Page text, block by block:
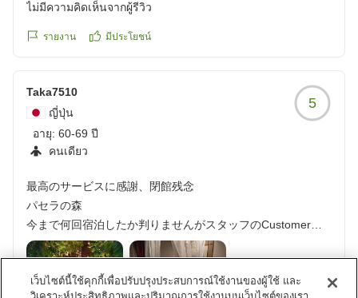
ไม่มีความคิดเห็นจากผู้รีวิว
รายงาน มีประโยชน์
Taka7510
ญี่ปุ่น
อายุ: 60-69 ปี
คนเดียว
5
最高のサービスに感謝、閉館残念
パセラの森
今まで何回宿泊したか判りませんがスタッフのCustomer
service は最高でした。
アルコール飲み放題も良かったです。
朝食も良かったです。Free Wineもプチケーキも美味しかっ
เว็บไซต์นี้ใช้คุกกี้เพื่อปรับปรุงประสบการณ์ใช้งานของผู้ใช้ และ